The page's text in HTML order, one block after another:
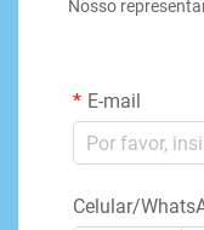
Nosso
E-mail
Celular/